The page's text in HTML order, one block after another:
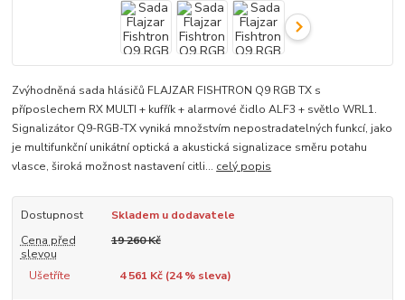
Zvýhodněná sada hlásičů FLAJZAR FISHTRON Q9 RGB TX s
příposlechem RX MULTI + kufřík + alarmové čidlo ALF3 + světlo WRL1.
Signalizátor Q9-RGB-TX vyniká množstvím nepostradatelných funkcí, jako
je multifunkční unikátní optická a akustická signalizace směru potahu
vlasce, široká možnost nastavení citli... celý popis
Dostupnost
Skladem u dodavatele
Cena před
slevou
19 260 Kč
Ušetříte 4 561 Kč (24% sleva)